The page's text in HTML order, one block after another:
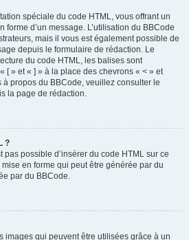
spéciale du code HTML, vous offrant un
forme d’un message. L’utilisation du BBCode
mais il vous est également possible de
depuis le formulaire de rédaction. Le
du code HTML, les balises sont
[ » et « ] » à la place des chevrons « < » et
à propos du BBCode, veuillez consulter le
la page de rédaction.
?
pas possible d’insérer du code HTML sur ce
en forme qui peut être générée par du
par du BBCode.
images qui peuvent être utilisées grâce à un